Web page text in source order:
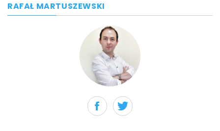
RAFAŁ MARTUSZEWSKI